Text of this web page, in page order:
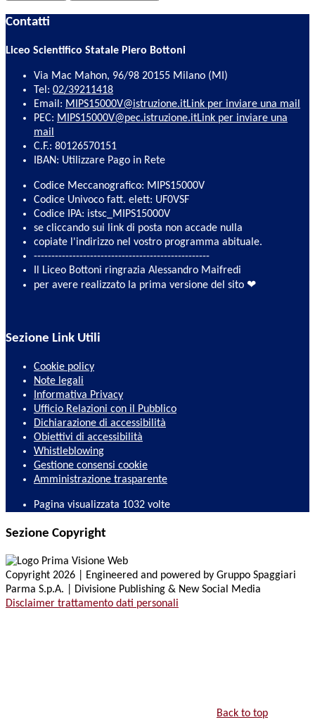
Contatti
Liceo Scientifico Statale Piero Bottoni
Via Mac Mahon, 96/98 20155 Milano (MI)
Tel: 02/39211418
Email: MIPS15000V@istruzione.itLink per inviare una mail
PEC: MIPS15000V@pec.istruzione.itLink per inviare una
mail
C.F.: 80126570151
IBAN: Utilizzare Pago in Rete
Codice Meccanografico: MIPS15000V
Codice Univoco fatt. elett: UF0VSF
Codice IPA: istsc_MIPS15000V
se cliccando sui link di posta non accade nulla
copiate l'indirizzo nel vostro programma abituale.
--------------------------------------------------
Il Liceo Bottoni ringrazia Alessandro Maifredi
per avere realizzato la prima versione del sito ❤
Sezione Link Utili
Cookie policy
Note legali
Informativa Privacy
Ufficio Relazioni con il Pubblico
Dichiarazione di accessibilità
Obiettivi di accessibilità
Whistleblowing
Gestione consensi cookie
Amministrazione trasparente
Pagina visualizzata 1032 volte
Sezione Copyright
Copyright 2026 | Engineered and powered by Gruppo Spaggiari
Parma S.p.A. | Divisione Publishing & New Social Media
Disclaimer trattamento dati personali
Back to top